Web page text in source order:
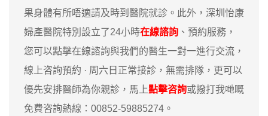
果身體有所唔適請及時到醫院就診。此外，深圳怡康
婦產醫院特別設立了24小時在線諮詢 、預約服務，
您可以點擊在線諮詢與我們的醫生一對一進行交流，
線上咨詢預約 · ‎周六日正常接診，無需排隊，更可以
優先安排醫師為你親診，馬上點擊咨詢或撥打我哋嘅
免費咨詢熱線：00852-59885274。